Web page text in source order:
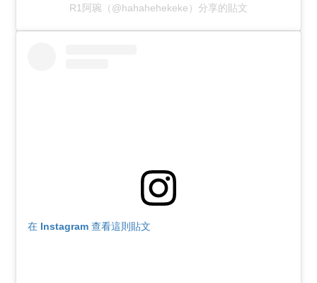
R1阿琬（@hahahehekeke）分享的貼文
在 Instagram 查看這則貼文